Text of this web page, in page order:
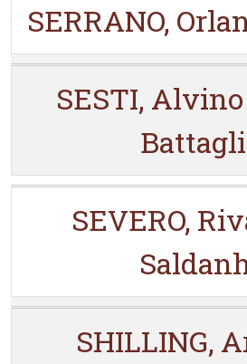
SERRANO,
SESTI,
SEVERO,
SHILLING,